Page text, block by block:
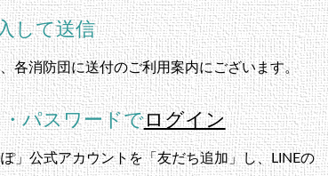
して送信
各消防団に送付のご利用案内にございます。
パスワードでログイン
」公式アカウントを「友だち追加」し、LINEの